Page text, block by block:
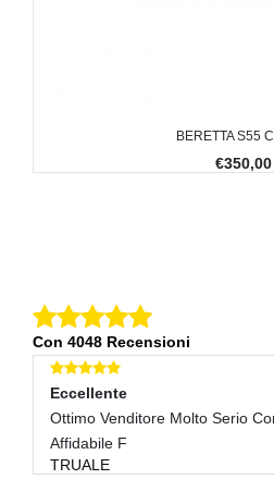
BERETTA S55
€350,00
Con 4048 Recensioni
Eccellente
Ottimo Venditore Molto Serio
Affidabile F
TRUALE